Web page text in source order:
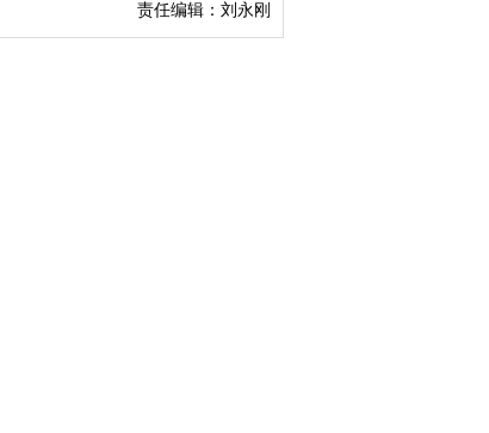
责任编辑：刘永刚